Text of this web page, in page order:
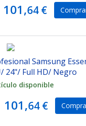
101,64 €
Samsung
24"/ Full HD/ Negro
disponible
101,64 €